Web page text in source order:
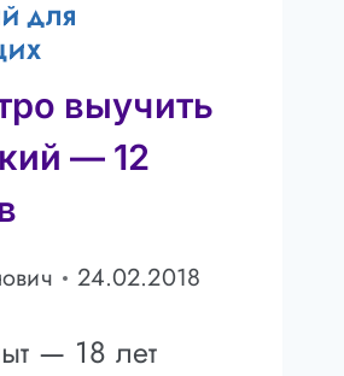
ДЛЯ
выучить
— 12
24.02.2018
— 18 лет